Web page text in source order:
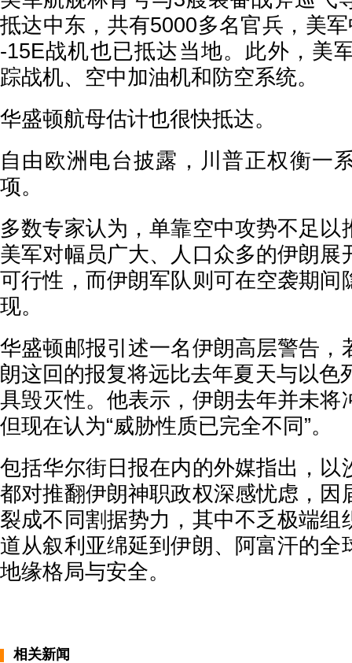
抵达中东，共有5000多名官兵，美
-15E战机也已抵达当地。此外，美
踪战机、空中加油机和防空系统。
华盛顿航母估计也很快抵达。
自由欧洲电台披露，川普正权衡一
项。
多数专家认为，单靠空中攻势不足以
美军对幅员广大、人口众多的伊朗展
可行性，而伊朗军队则可在空袭期间
现。
华盛顿邮报引述一名伊朗高层警告，
朗这回的报复将远比去年夏天与以色
具毁灭性。他表示，伊朗去年并未将
但现在认为“威胁性质已完全不同”。
包括华尔街日报在内的外媒指出，以
都对推翻伊朗神职政权深感忧虑，因
裂成不同割据势力，其中不乏极端组
道从叙利亚绵延到伊朗、阿富汗的全
地缘格局与安全。
相关新闻